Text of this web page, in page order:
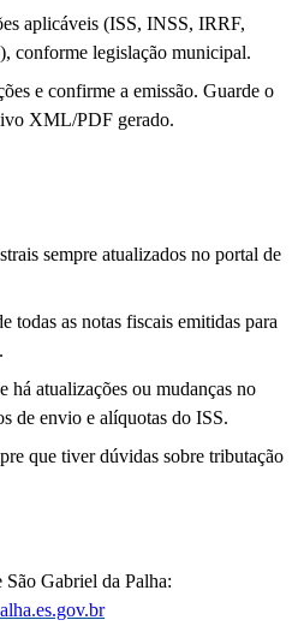
aplicáveis (ISS, INSS, IRRF,
conforme legislação municipal.
e confirme a emissão. Guarde o
XML/PDF gerado.
sempre atualizados no portal de
todas as notas fiscais emitidas para
há atualizações ou mudanças no
de envio e alíquotas do ISS.
que tiver dúvidas sobre tributação
Gabriel da Palha: